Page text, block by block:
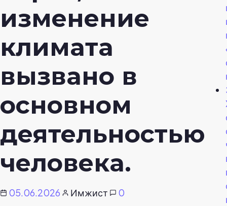
изменение
климата
вызвано в
основном
деятельностью
человека.
05.06.2026 Имжист
0